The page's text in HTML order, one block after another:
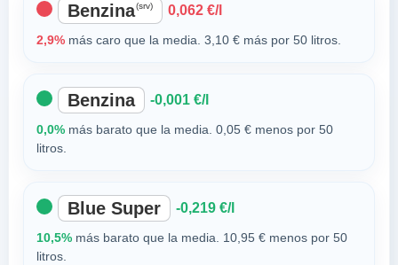
Benzina(srv) 0,062 €/l
2,9%más caro que la media. 3,10 € más por 50 litros.
Benzina -0,001 €/l
0,0%más barato que la media. 0,05 € menos por 50
litros.
Blue Super -0,219 €/l
10,5%más barato que la media. 10,95 € menos por 50
litros.